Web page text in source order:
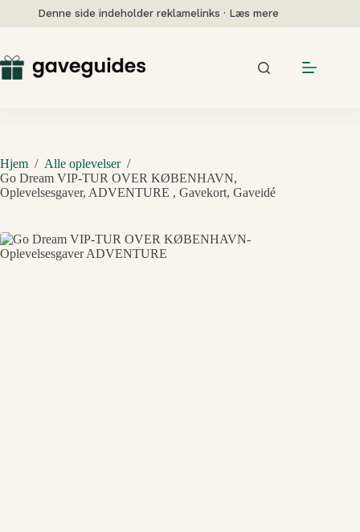
Denne side indeholder reklamelinks · Læs mere
Hjem / Alle oplevelser /
Go Dream VIP-TUR OVER KØBENHAVN,
Oplevelsesgaver, ADVENTURE , Gavekort, Gaveidé